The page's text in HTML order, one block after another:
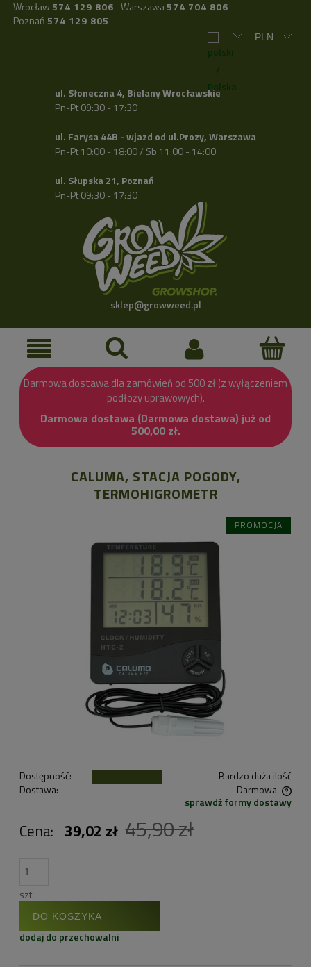
Wrocław 574 129 806 Warszawa574 704 806
Poznań 574 129 805
ul. Słoneczna 4, Bielany Wrocławskie
Pn-Pt 09:30 - 17:30
ul. Farysa 44B - wjazd od ul.Prozy, Warszawa
Pn-Pt 10:00 - 18:00 / Sb 11:00 - 14:00
ul. Słupska 21, Poznań
Pn-Pt 09:30 - 17:30
sklep@growweed.pl
Darmowa dostawa dla zamówień od 500 zł (z wyłączeniem
podłoży uprawowych).
Darmowa dostawa (Darmowa dostawa) już od
500,00 zł.
CALUMA, STACJA POGODY,
TERMOHIGROMETR
PROMOCJA
Dostępność:
Bardzo duża ilość
Dostawa:
Darmowa
Cena nie zawiera ewentualnych kosztów płatnościsprawdź formy dostawy
Cena: 39,02 zł 45,90 zł
szt.
DO KOSZYKA
dodaj do przechowalni